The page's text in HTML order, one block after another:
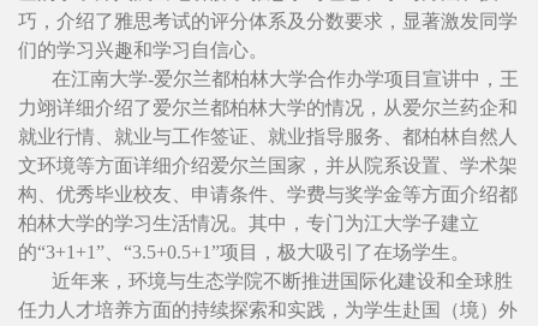
巧，介绍了雅思考试的评分体系及分数要求，显著激发同学
们的学习兴趣和学习自信心。
在江南大学-爱尔兰都柏林大学合作办学项目宣讲中，王
力翊详细介绍了爱尔兰都柏林大学的情况，从爱尔兰药企和
就业行情、就业与工作签证、就业指导服务、都柏林自然人
文环境等方面详细介绍爱尔兰国家，并从院系设置、学术架
构、优秀毕业校友、申请条件、学费与奖学金等方面介绍都
柏林大学的学习生活情况。其中，专门为江大学子建立
的“3+1+1”、“3.5+0.5+1”项目，极大吸引了在场学生。
近年来，环境与生态学院不断推进国际化建设和全球胜
任力人才培养方面的持续探索和实践，为学生赴国（境）外